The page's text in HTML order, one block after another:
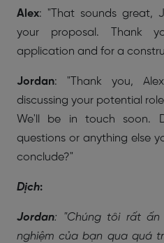
Alex: "That sounds great,
your proposal. Thank
application and for a
Jordan: "Thank you,
discussing your potential
We'll be in touch soon.
questions or anything else
conclude?"
Dịch:
Jordan: "Chúng tôi rất ấn
nghiệmcủa bạn qua quá